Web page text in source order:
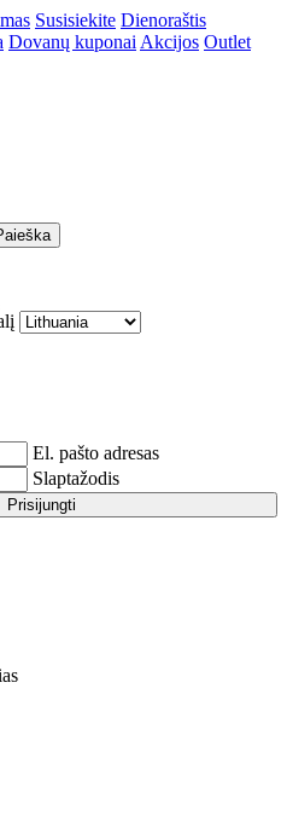
Susisiekite Dienoraštis
Dovanų kuponai Akcijos Outlet
El. pašto adresas
Slaptažodis
Prisijungti